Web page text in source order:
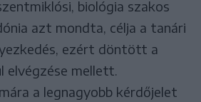
biológia szakos
azt mondta, célja a tanári
ezért döntött a
elvégzése mellett.
a legnagyobb kérdőjelet